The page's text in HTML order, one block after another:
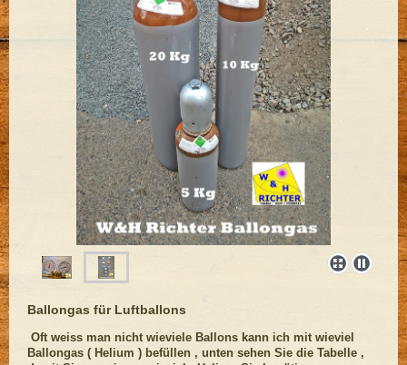
Ballongas für Luftballons
Oft weiss man nicht wieviele Ballons kann ich mit wieviel
Ballongas ( Helium ) befüllen , unten sehen Sie die Tabelle ,